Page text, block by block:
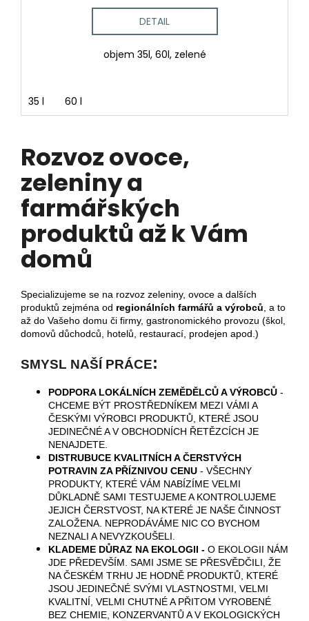
DETAIL
objem 35l, 60l, zelené
35 l 60 l
Rozvoz ovoce,
zeleniny a
farmářských
produktů až k Vám
domů
Specializujeme se na rozvoz zeleniny, ovoce a dalších
produktů zejména od regionálních farmářů a výrobců , a to
až do Vašeho domu či firmy, gastronomického provozu (škol,
domovů důchodců, hotelů, restaurací, prodejen apod.)
SMYSL NAŠÍ PRÁCE:
PODPORA LOKÁLNÍCH ZEMĚDĚLCŮ A VÝROBCŮ -
CHCEME BÝT PROSTŘEDNÍKEM MEZI VÁMI A
ČESKÝMI VÝROBCI PRODUKTŮ, KTERÉ JSOU
JEDINEČNÉ A V OBCHODNÍCH ŘETĚZCÍCH JE
NENAJDETE.
DISTRUBUCE KVALITNÍCH A ČERSTVÝCH
POTRAVIN ZA PŘÍZNIVOU CENU - VŠECHNY
PRODUKTY, KTERÉ VÁM NABÍZÍME VELMI
DŮKLADNĚ SAMI TESTUJEME A KONTROLUJEME
JEJICH ČERSTVOST, NA KTERÉ JE NAŠE ČINNOST
ZALOŽENA. NEPRODÁVÁME NIC CO BYCHOM
NEZNALI A NEVYZKOUŠELI.
KLADEME DŮRAZ NA EKOLOGII - O EKOLOGII NÁM
JDE PŘEDEVŠÍM. SAMI JSME SE PŘESVĚDČILI, ŽE
NA ČESKÉM TRHU JE HODNĚ PRODUKTŮ, KTERÉ
JSOU JEDINEČNÉ SVÝMI VLASTNOSTMI, VELMI
KVALITNÍ, VELMI CHUTNÉ A PŘITOM VYROBENÉ
BEZ CHEMIE, KONZERVANTŮ A V EKOLOGICKÝCH